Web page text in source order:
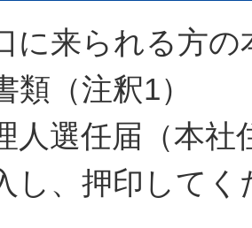
に来られる方
類（注釈1）
人選任届（本社
し、押印してく